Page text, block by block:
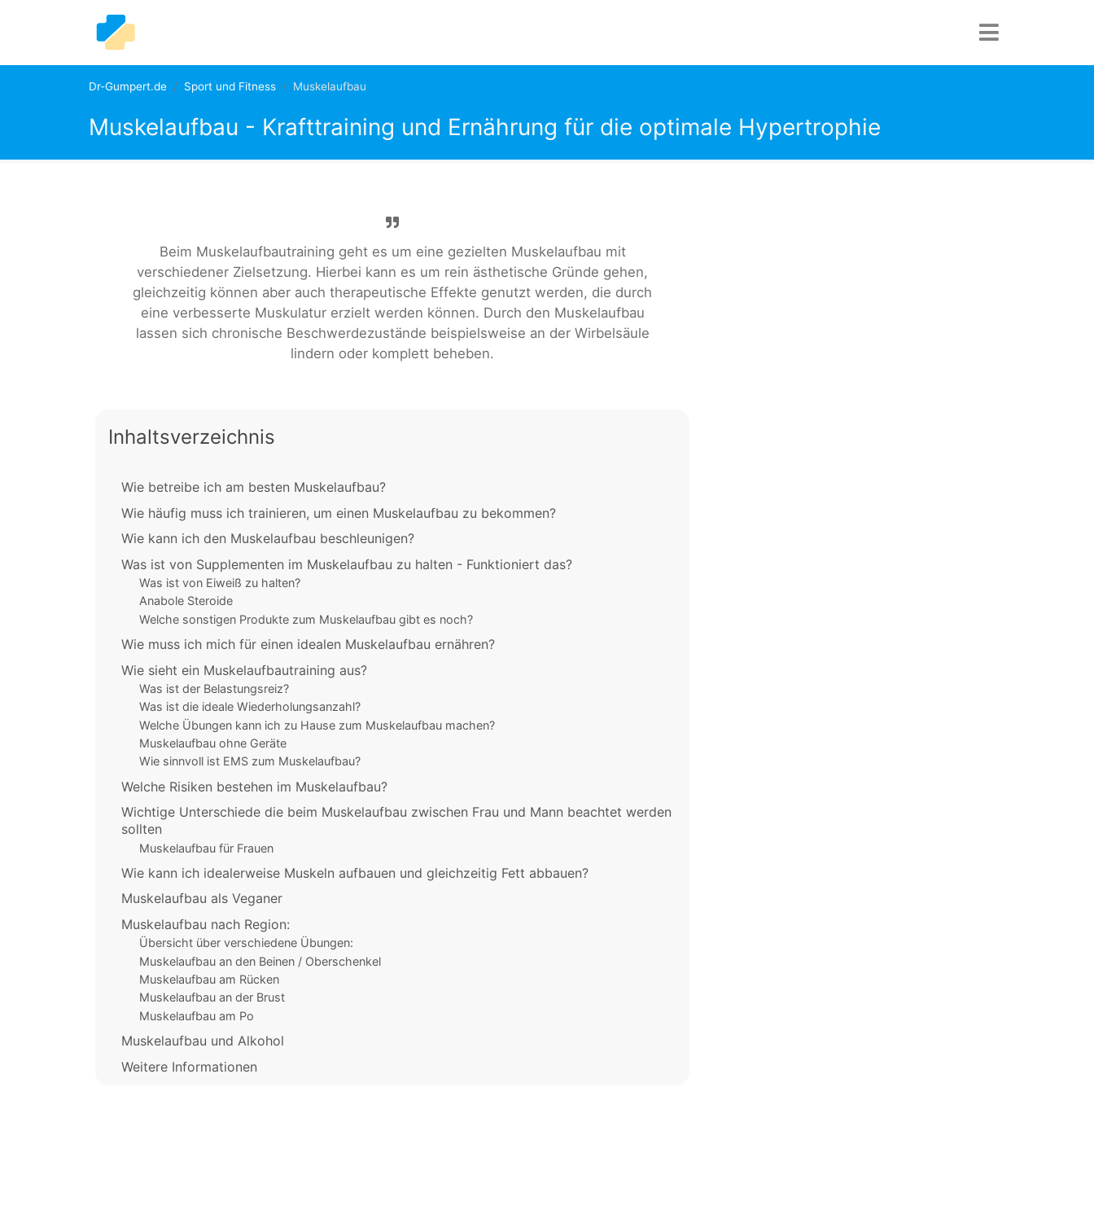
Dr-Gumpert.de Sport und Fitness Muskelaufbau
Muskelaufbau - Krafttraining und Ernährung für die optimale Hypertrophie
Beim Muskelaufbautraining geht es um eine gezielten Muskelaufbau mit
verschiedener Zielsetzung. Hierbei kann es um rein ästhetische Gründe gehen,
gleichzeitig können aber auch therapeutische Effekte genutzt werden, die durch
eine verbesserte Muskulatur erzielt werden können. Durch den Muskelaufbau
lassen sich chronische Beschwerdezustände beispielsweise an der Wirbelsäule
lindern oder komplett beheben.
Inhaltsverzeichnis
Wie betreibe ich am besten Muskelaufbau?
Wie häufig muss ich trainieren, um einen Muskelaufbau zu bekommen?
Wie kann ich den Muskelaufbau beschleunigen?
Was ist von Supplementen im Muskelaufbau zu halten - Funktioniert das?
Was ist von Eiweiß zu halten?
Anabole Steroide
Welche sonstigen Produkte zum Muskelaufbau gibt es noch?
Wie muss ich mich für einen idealen Muskelaufbau ernähren?
Wie sieht ein Muskelaufbautraining aus?
Was ist der Belastungsreiz?
Was ist die ideale Wiederholungsanzahl?
Welche Übungen kann ich zu Hause zum Muskelaufbau machen?
Muskelaufbau ohne Geräte
Wie sinnvoll ist EMS zum Muskelaufbau?
Welche Risiken bestehen im Muskelaufbau?
Wichtige Unterschiede die beim Muskelaufbau zwischen Frau und Mann beachtet werden
sollten
Muskelaufbau für Frauen
Wie kann ich idealerweise Muskeln aufbauen und gleichzeitig Fett abbauen?
Muskelaufbau als Veganer
Muskelaufbau nach Region:
Übersicht über verschiedene Übungen:
Muskelaufbau an den Beinen / Oberschenkel
Muskelaufbau am Rücken
Muskelaufbau an der Brust
Muskelaufbau am Po
Muskelaufbau und Alkohol
Weitere Informationen